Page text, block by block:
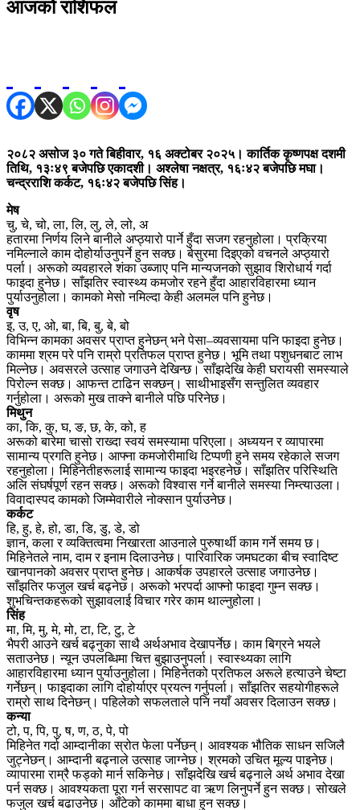
आजको राशिफल
२०८२ असोज ३० गते बिहीवार, १६ अक्टोबर २०२५। कार्तिक कृष्णपक्ष दशमी
तिथि, १३ः४९ बजेपछि एकादशी। अश्लेषा नक्षत्र, १६ः४२ बजेपछि मघा।
चन्द्रराशि कर्कट, १६ः४२ बजेपछि सिंह।
मेष
चु, चे, चो, ला, लि, लु, ले, लो, अ
हतारमा निर्णय लिने बानीले अप्ठ्यारो पार्ने हुँदा सजग रहनुहोला। प्रक्रिया
नमिल्नाले काम दोहोर्याउनुपर्ने हुन सक्छ। बेसुरमा दिइएको वचनले अप्ठ्यारो
पर्ला। अरूको व्यवहारले शंका उब्जाए पनि मान्यजनको सुझाव शिरोधार्य गर्दा
फाइदा हुनेछ। साँझतिर स्वास्थ्य कमजोर रहने हुँदा आहारविहारमा ध्यान
पुर्याउनुहोला। कामको मेसो नमिल्दा केही अलमल पनि हुनेछ।
वृष
इ, उ, ए, ओ, बा, बि, बु, बे, बो
विभिन्न कामका अवसर प्राप्त हुनेछन् भने पेसा–व्यवसायमा पनि फाइदा हुनेछ।
काममा श्रम परे पनि राम्रो प्रतिफल प्राप्त हुनेछ। भूमि तथा पशुधनबाट लाभ
मिल्नेछ। अवसरले उत्साह जगाउने देखिन्छ। साँझदेखि केही घरायसी समस्याले
पिरोल्न सक्छ। आफन्त टाढिन सक्छन्। साथीभाइसँग सन्तुलित व्यवहार
गर्नुहोला। अरूको मुख ताक्ने बानीले पछि परिनेछ।
मिथुन
का, कि, कु, घ, ङ, छ, के, को, ह
अरूको बारेमा चासो राख्दा स्वयं समस्यामा परिएला। अध्ययन र व्यापारमा
सामान्य प्रगति हुनेछ। आफ्ना कमजोरीमाथि टिप्पणी हुने समय रहेकाले सजग
रहनुहोला। मिहिनेतीहरूलाई सामान्य फाइदा भइरहनेछ। साँझतिर परिस्थिति
अलि संघर्षपूर्ण रहन सक्छ। अरूको विश्वास गर्ने बानीले समस्या निम्त्याउला।
विवादास्पद कामको जिम्मेवारीले नोक्सान पुर्याउनेछ।
कर्कट
हि, हु, हे, हो, डा, डि, डु, डे, डो
ज्ञान, कला र व्यक्तित्वमा निखारता आउनाले पुरुषार्थी काम गर्ने समय छ।
मिहिनेतले नाम, दाम र इनाम दिलाउनेछ। पारिवारिक जमघटका बीच स्वादिष्ट
खानपानको अवसर प्राप्त हुनेछ। आकर्षक उपहारले उत्साह जगाउनेछ।
साँझतिर फजुल खर्च बढ्नेछ। अरूको भरपर्दा आफ्नो फाइदा गुम्न सक्छ।
शुभचिन्तकहरूको सुझावलाई विचार गरेर काम थाल्नुहोला।
सिंह
मा, मि, मु, मे, मो, टा, टि, टु, टे
भैपरी आउने खर्च बढ्नुका साथै अर्थअभाव देखापर्नेछ। काम बिग्रने भयले
सताउनेछ। न्यून उपलब्धिमा चित्त बुझाउनुपर्ला। स्वास्थ्यका लागि
आहारविहारमा ध्यान पुर्याउनुहोला। मिहिनेतको प्रतिफल अरूले हत्याउने चेष्टा
गर्नेछन्। फाइदाका लागि दोहोर्याएर प्रयत्न गर्नुपर्ला। साँझतिर सहयोगीहरूले
राम्रो साथ दिनेछन्। पहिलेको सफलताले पनि नयाँ अवसर दिलाउन सक्छ।
कन्या
टो, प, पि, पु, ष, ण, ठ, पे, पो
मिहिनेत गर्दा आम्दानीका स्रोत फेला पर्नेछन्। आवश्यक भौतिक साधन सजिलै
जुट्नेछन्। आम्दानी बढ्नाले उत्साह जाग्नेछ। श्रमको उचित मूल्य पाइनेछ।
व्यापारमा राम्रै फड्को मार्न सकिनेछ। साँझदेखि खर्च बढ्नाले अर्थ अभाव देखा
पर्न सक्छ। आवश्यकता पूरा गर्न सरसापट वा ऋण लिनुपर्ने हुन सक्छ। सोखले
फजुल खर्च बढाउनेछ। आँटेको काममा बाधा हुन सक्छ।